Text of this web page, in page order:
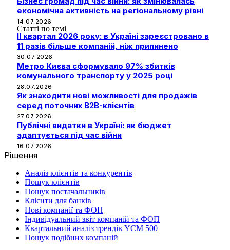
економічна активність на регіональному рівні
14.07.2026
Статті по темі
II квартал 2026 року: в Україні зареєстровано в
11 разів більше компаній, ніж припинено
30.07.2026
Метро Києва сформувало 97% збитків
комунального транспорту у 2025 році
28.07.2026
Як знаходити нові можливості для продажів
серед поточних B2B-клієнтів
27.07.2026
Публічні видатки в Україні: як бюджет
адаптується під час війни
16.07.2026
Рішення
Аналіз клієнтів та конкурентів
Пошук клієнтів
Пошук постачальників
Клієнти для банків
Нові компанії та ФОП
Індивідуальний звіт компаній та ФОП
Квартальний аналіз трендів YCM 500
Пошук подібних компаній